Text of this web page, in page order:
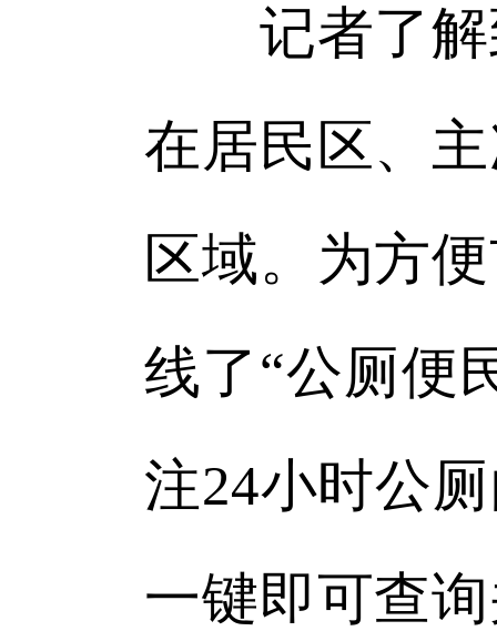
记者了解
在居民区、
区域。为方
线了“公厕便
注24小时公
一键即可查